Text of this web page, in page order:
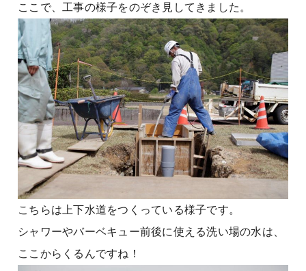
ここで、工事の様子をのぞき見してきました。
こちらは上下水道をつくっている様子です。
シャワーやバーベキュー前後に使える洗い場の水は、
ここからくるんですね！